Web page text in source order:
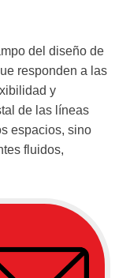
del diseño de
responden a las
y
de las líneas
espacios, sino
fluidos,